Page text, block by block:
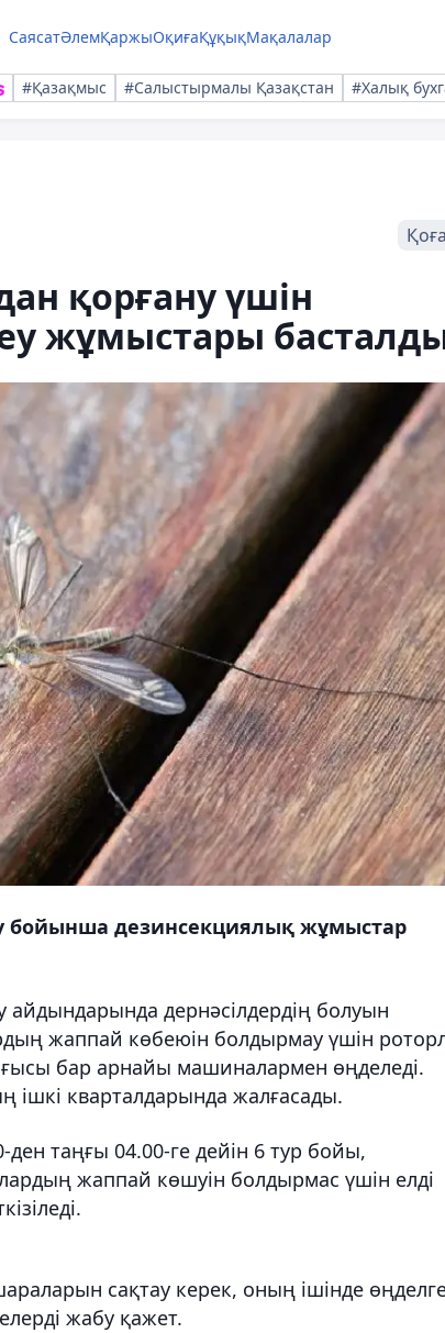
СаясатӘлемҚаржыОқиғаҚұқықМақалалар
#Қазақмыс #Салыстырмалы Қазақстан #Халық
қорғану үшін
жұмыстары
бойынша дезинсекциялық жұмыстар
айдындарында дернәсілдердің болуын
жаппай көбеюін болдырмау үшін
бар арнайы машиналармен өңделеді.
кварталдарында жалғасады.
ден таңғы 04.00-ге дейін 6 тур бойы,
жаппай көшуін болдырмас үшін елді
сақтау керек, оның ішінде
жабу қажет.